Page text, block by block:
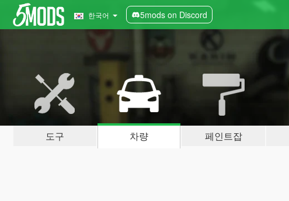
한국어 5mods on Discord
도구 차량 페인트잡